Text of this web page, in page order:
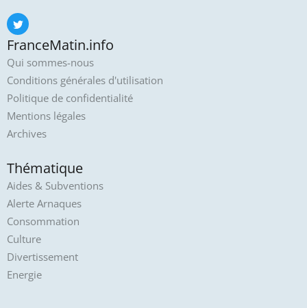
FranceMatin.info
Qui sommes-nous
Conditions générales d'utilisation
Politique de confidentialité
Mentions légales
Archives
Thématique
Aides & Subventions
Alerte Arnaques
Consommation
Culture
Divertissement
Energie